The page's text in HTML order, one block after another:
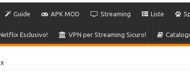
Guide APK MOD Streaming Liste
Esclusivo! VPN per Streaming Sicuro!